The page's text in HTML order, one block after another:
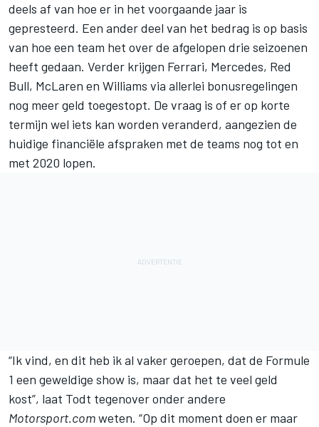
deels af van hoe er in het voorgaande jaar is
gepresteerd. Een ander deel van het bedrag is op basis
van hoe een team het over de afgelopen drie seizoenen
heeft gedaan. Verder krijgen Ferrari, Mercedes, Red
Bull, McLaren en Williams via allerlei bonusregelingen
nog meer geld toegestopt. De vraag is of er op korte
termijn wel iets kan worden veranderd, aangezien de
huidige financiële afspraken met de teams nog tot en
met 2020 lopen.
“Ik vind, en dit heb ik al vaker geroepen, dat de Formule
1 een geweldige show is, maar dat het te veel geld
kost”, laat Todt tegenover onder andere
Motorsport.comweten. “Op dit moment doen er maar